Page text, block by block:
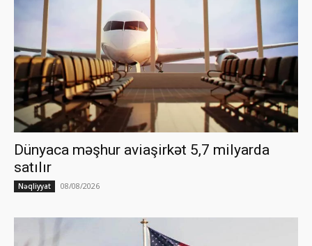
Dünyaca məşhur aviaşirkət 5,7 milyarda
satılır
Nəqliyyat 08/08/2026